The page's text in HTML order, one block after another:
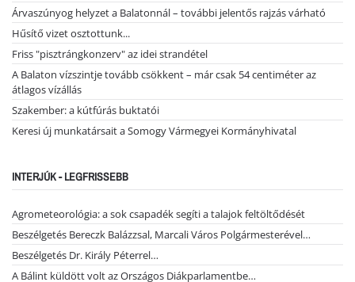
Árvaszúnyog helyzet a Balatonnál – további jelentős rajzás várható
Hűsítő vizet osztottunk...
Friss "pisztrángkonzerv" az idei strandétel
A Balaton vízszintje tovább csökkent – már csak 54 centiméter az
átlagos vízállás
Szakember: a kútfúrás buktatói
Keresi új munkatársait a Somogy Vármegyei Kormányhivatal
INTERJÚK - LEGFRISSEBB
Agrometeorológia: a sok csapadék segíti a talajok feltöltődését
Beszélgetés Bereczk Balázzsal, Marcali Város Polgármesterével…
Beszélgetés Dr. Király Péterrel…
A Bálint küldött volt az Országos Diákparlamentbe…